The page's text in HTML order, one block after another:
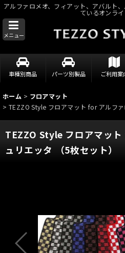
アルファロメオ、フィアット、アバルト
ているオンラ
メニュー
車種別商品 パーツ別製品 ご利用案
ホーム > フロアマット
> TEZZO Style フロアマット for アルファ
TEZZO Style フロアマッ
ュリエッタ （5枚セット）